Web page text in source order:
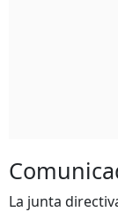
La junta